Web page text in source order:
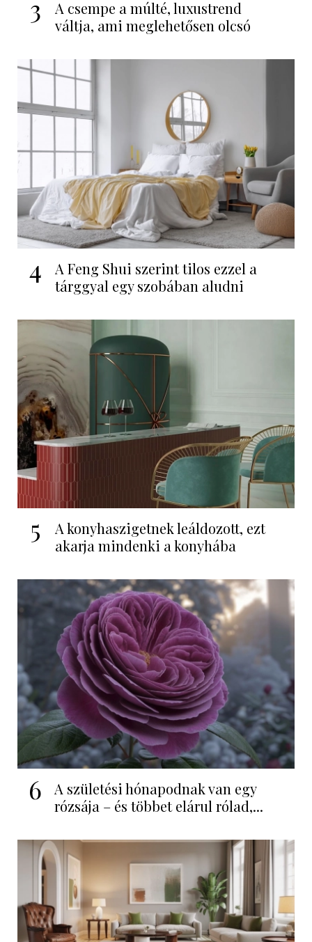
3
A csempe a múlté, luxustrend
váltja, ami meglehetősen olcsó
4
A Feng Shui szerint tilos ezzel a
tárggyal egy szobában aludni
5
A konyhaszigetnek leáldozott, ezt
akarja mindenki a konyhába
6
A születési hónapodnak van egy
rózsája – és többet elárul rólad,...